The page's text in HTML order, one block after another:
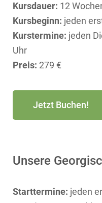
Kursdauer: 12
Kursbeginn: jeden
Kurstermine: jeden
Uhr
Preis: 279 €
Jetzt Buchen!
Unsere
Starttermine: jeden